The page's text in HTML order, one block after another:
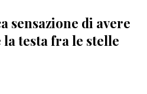
sensazione di avere
testa fra le stelle